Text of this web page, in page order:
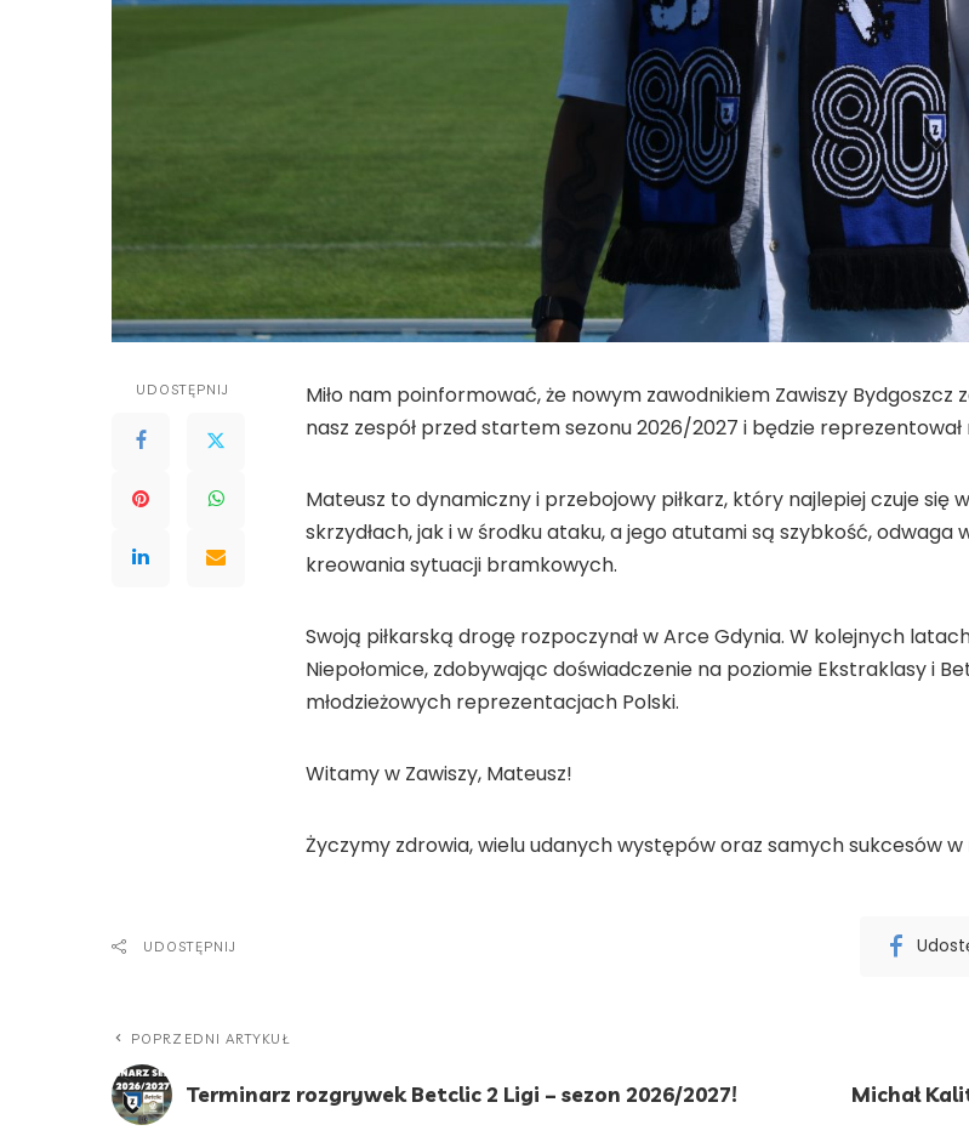
UDOSTĘPNIJ
Miło nam poinformować, że nowym zawodnikiem Zawiszy
nasz zespół przed startem sezonu 2026/2027 i będzie
Mateusz to dynamiczny i przebojowy piłkarz, który najlepiej czuje
skrzydłach, jak i w środku ataku, a jego atutami są szybkość,
kreowania sytuacji bramkowych.
Swoją piłkarską drogę rozpoczynał w Arce Gdynia. W kolejnych
Niepołomice, zdobywając doświadczenie na poziomie Ekstraklasy i
młodzieżowych reprezentacjach Polski.
Witamy w Zawiszy, Mateusz!
Życzymy zdrowia, wielu udanych występów oraz samych sukcesów
UDOSTĘPNIJ
POPRZEDNI ARTYKUŁ
Terminarz rozgrywek Betclic 2 Ligi – sezon 2026/2027! Michał